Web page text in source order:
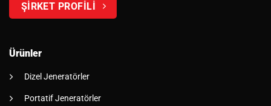
ŞİRKET PROFİLİ
Ürünler
Dizel Jeneratörler
Portatif Jeneratörler